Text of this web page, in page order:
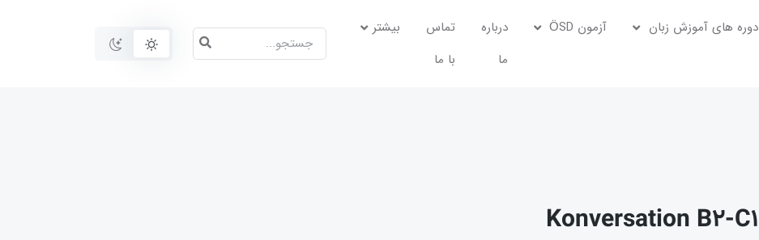
دوره های آموزش زبان آزمون ÖSD
درباره
ما
تماس
با ما
بیشتر